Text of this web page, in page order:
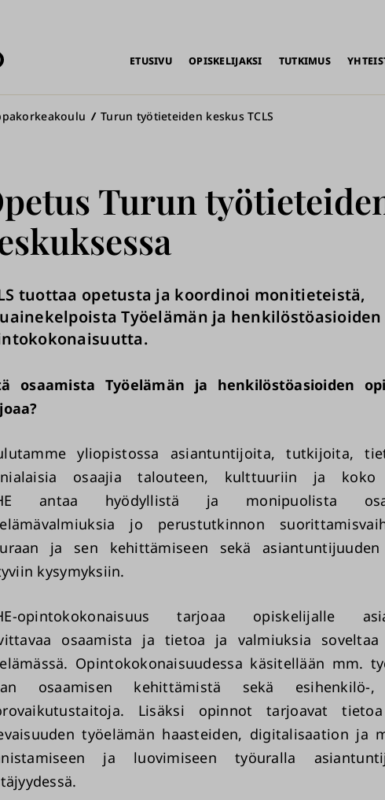
ETUSIVU OPISKELIJAKSI TUTKIMUS
Turun työtieteiden keskus TCLS
Turun
tuottaa opetusta ja koordinoi monitieteistä,
Työelämän ja henkilöstöasioiden
osaamista Työelämän ja henkilöstöasioiden
yliopistossa asiantuntijoita, tutkijoita,
osaajia talouteen, kulttuuriin ja koko
antaa hyödyllistä ja monipuolista
jo perustutkinnon
ja sen kehittämiseen sekä asiantuntijuuden
kysymyksiin.
opintokokonaisuus tarjoaa opiskelijalle
osaamista ja tietoa ja valmiuksia
Opintokokonaisuudessa käsitellään mm.
osaamisen kehittämistä sekä
Lisäksi opinnot tarjoavat
työelämän haasteiden, digitalisaation ja
ja luovimiseen työuralla